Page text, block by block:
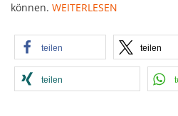
können. WEITERLESEN
teilen teilen
teilen